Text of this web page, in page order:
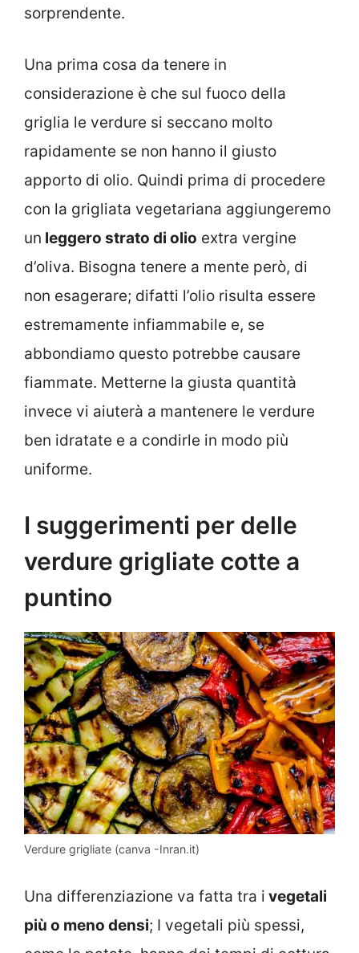
sorprendente.
Una prima cosa da tenere in
considerazione è che sul fuoco della
griglia le verdure si seccano molto
rapidamente se non hanno il giusto
apporto di olio. Quindi prima di procedere
con la grigliata vegetariana aggiungeremo
un leggero strato di olio extra vergine
d’oliva. Bisogna tenere a mente però, di
non esagerare; difatti l’olio risulta essere
estremamente infiammabile e, se
abbondiamo questo potrebbe causare
fiammate. Metterne la giusta quantità
invece vi aiuterà a mantenere le verdure
ben idratate e a condirle in modo più
uniforme.
I suggerimenti per delle
verdure grigliate cotte a
puntino
Verdure grigliate (canva -Inran.it)
Una differenziazione va fatta tra i vegetali
più o meno densi; I vegetali più spessi,